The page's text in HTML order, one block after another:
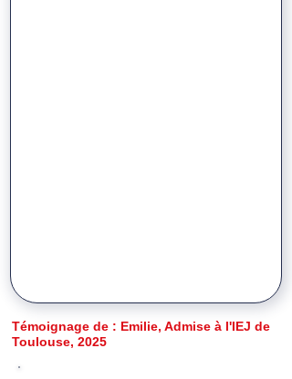
Témoignage de : Emilie, Admise à l'IEJ de
Toulouse, 2025